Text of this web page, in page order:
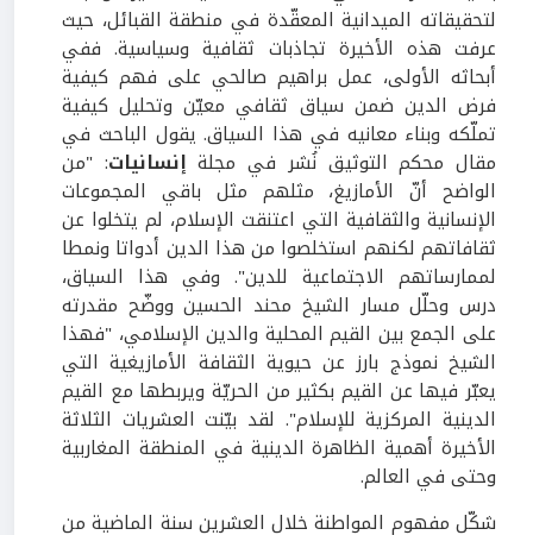
لتحقيقاته الميدانية المعقّدة في منطقة القبائل، حيث
عرفت هذه الأخيرة تجاذبات ثقافية وسياسية. ففي
أبحاثه الأولى، عمل براهيم صالحي على فهم كيفية
فرض الدين ضمن سياق ثقافي معيّن وتحليل كيفية
تملّكه وبناء معانيه في هذا السياق. يقول الباحث في
مقال محكم التوثيق نُشر في مجلة إنسانيات: "من
الواضح أنّ الأمازيغ، مثلهم مثل باقي المجموعات
الإنسانية والثقافية التي اعتنقت الإسلام، لم يتخلوا عن
ثقافاتهم لكنهم استخلصوا من هذا الدين أدواتا ونمطا
لممارساتهم الاجتماعية للدين". وفي هذا السياق،
درس وحلّل مسار الشيخ محند الحسين ووضّح مقدرته
على الجمع بين القيم المحلية والدين الإسلامي، "فهذا
الشيخ نموذج بارز عن حيوية الثقافة الأمازيغية التي
يعبّر فيها عن القيم بكثير من الحريّة ويربطها مع القيم
الدينية المركزية للإسلام". لقد بيّنت العشريات الثلاثة
الأخيرة أهمية الظاهرة الدينية في المنطقة المغاربية
وحتى في العالم.
شكّل مفهوم المواطنة خلال العشرين سنة الماضية من